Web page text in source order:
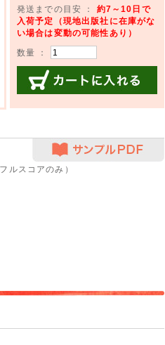
発送までの目安 ： 約7～10日で
入荷予定（現地出版社に在庫がな
い場合は変動の可能性あり）
数量 ：
サンプルPDF
ルスコアのみ）